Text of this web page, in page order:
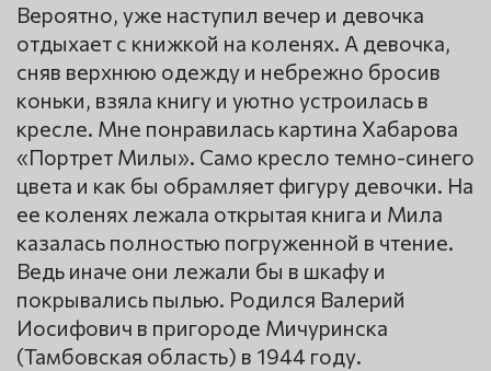
Вероятно, уже наступил вечер и девочка
отдыхает с книжкой на коленях. А девочка,
сняв верхнюю одежду и небрежно бросив
коньки, взяла книгу и уютно устроилась в
кресле. Мне понравилась картина Хабарова
«Портрет Милы». Само кресло темно-синего
цвета и как бы обрамляет фигуру девочки. На
ее коленях лежала открытая книга и Мила
казалась полностью погруженной в чтение.
Ведь иначе они лежали бы в шкафу и
покрывались пылью. Родился Валерий
Иосифович в пригороде Мичуринска
(Тамбовская область) в 1944 году.